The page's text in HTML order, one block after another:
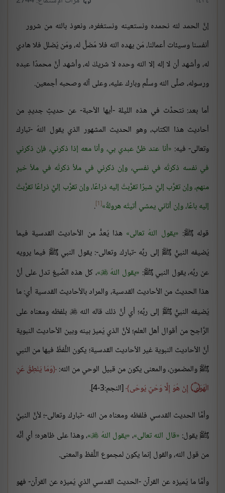
إنَّ الحمد لله نحمده ونستعينه ونستغفره، ونعوذ بالله من شرور
أنفسنا وسيئات أعمالنا، مَن يهده الله فلا مُضلَّ له، ومَن يُضلل فلا هادي
له، وأشهد أن لا إله إلا الله وحده لا شريكَ له، وأشهد أنَّ محمدًا عبده
ورسوله، صلَّى الله وسلَّم وبارك عليه، وعلى آله وصحبه أجمعين.
أما بعد: نتحدَّث في هذه الليلة -أيها الأحبة- عن حديثٍ جديدٍ من
أحاديث هذا الكتاب، وهو الحديث المشهور الذي يقول اللهُ -تبارك
وتعالى- فيه: أنا عند ظنِّ عبدي بي، وأنا معه إذا ذكرني، فإن ذكرني
في نفسه ذكرتُه في نفسي، وإن ذكرني في ملأ ذكرتُه في ملأ خيرٍ
منهم، وإن تقرَّب إليَّ شبرًا تقرَّبتُ إليه ذراعًا، وإن تقرَّب إليَّ ذراعًا تقرَّبتُ
إليه باعًا، وإن أتاني يمشي أتيتُه هرولةً [1]
.
قوله ﷺ: يقول اللهُ تعالى هذا يُعدُّ من الأحاديث القدسية فيما
يُضيفه النبيُّ ﷺ إلى ربِّه -تبارك وتعالى-: يقول النبي ﷺ فيما يرويه
عن ربِّه، يقول النبي ﷺ: يقول اللهُ ، كل هذه الصِّيغ تدل على أنَّ
هذا الحديثَ من الأحاديث القدسية، والمراد بالأحاديث القدسية أي: ما
يُضيفه النبيُّ ﷺ إلى ربِّه؛ أي أنَّ ذلك قاله الله بلفظه ومعناه على
الرَّاجح من أقوال أهل العلم؛ لأنَّ الذي يُميز بينه وبين الأحاديث النبوية
أنَّ الأحاديث النبوية غير الأحاديث القدسية؛ يكون اللَّفظُ فيها من النبي
ﷺ والمضمون، والمعنى يكون من قبيل الوحي من الله: وَمَا يَنْطِقُ عَنِ
الْهَوَى۝ إِنْ هُوَ إِلَّا وَحْيٌ يُوحَى [النجم:3-4].
وأمَّا الحديث القدسي فلفظه ومعناه من الله -تبارك وتعالى-؛ لأنَّ النبيَّ
ﷺ يقول: قال الله تعالى ، يقول اللهُ  ، وهذا على ظاهره؛ أي أنَّه
من قول الله، والقول إنما يكون لمجموع اللَّفظ والمعنى.
وأمَّا ما يُميزه عن القرآن -الحديث القدسي الذي يُميزه عن القرآن- فهو